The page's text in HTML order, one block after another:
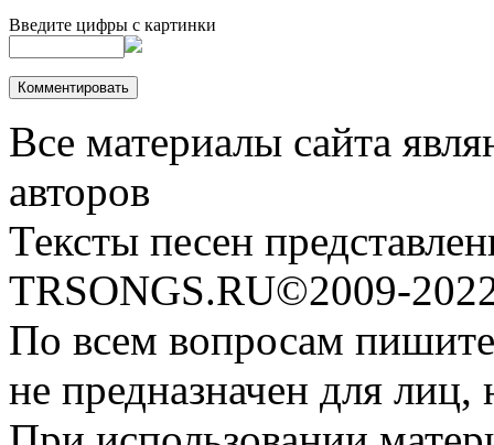
Введите цифры с картинки
Все материалы сайта
авторов
Тексты песен
TRSONGS.RU©2009-
По всем вопросам
не предназначен для